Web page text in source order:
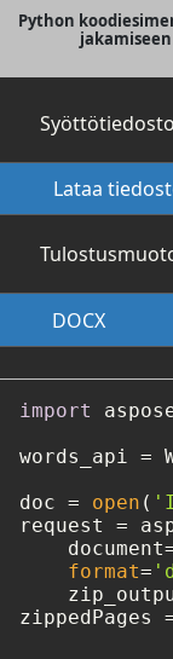
Python
jakamiseen
Syöttötiedosto
Lataa
import
words_api =
doc = open (
request =
format=